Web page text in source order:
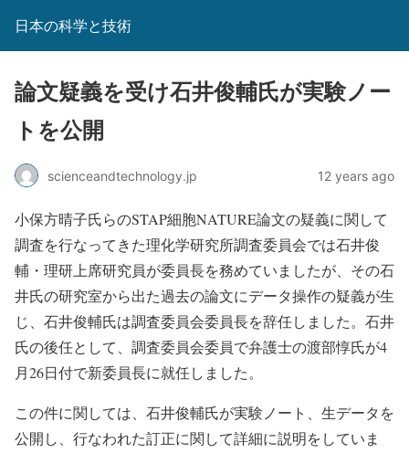
日本の科学と技術
論文疑義を受け石井俊輔氏が実験ノー
トを公開
scienceandtechnology.jp 12 years ago
小保方晴子氏らのSTAP細胞NATURE論文の疑義に関して
調査を行なってきた理化学研究所調査委員会では石井俊
輔・理研上席研究員が委員長を務めていましたが、その石
井氏の研究室から出た過去の論文にデータ操作の疑義が生
じ、石井俊輔氏は調査委員会委員長を辞任しました。石井
氏の後任として、調査委員会委員で弁護士の渡部惇氏が4
月26日付で新委員長に就任しました。
この件に関しては、石井俊輔氏が実験ノート、生データを
公開し、行なわれた訂正に関して詳細に説明をしていま